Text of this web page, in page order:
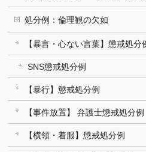
処分例：倫理観の欠如
【暴言・心ない言葉】懲戒処分
SNS懲戒処分例
【暴行】懲戒処分例
【事件放置】 弁護士懲戒処分例
【横領・着服】懲戒処分例